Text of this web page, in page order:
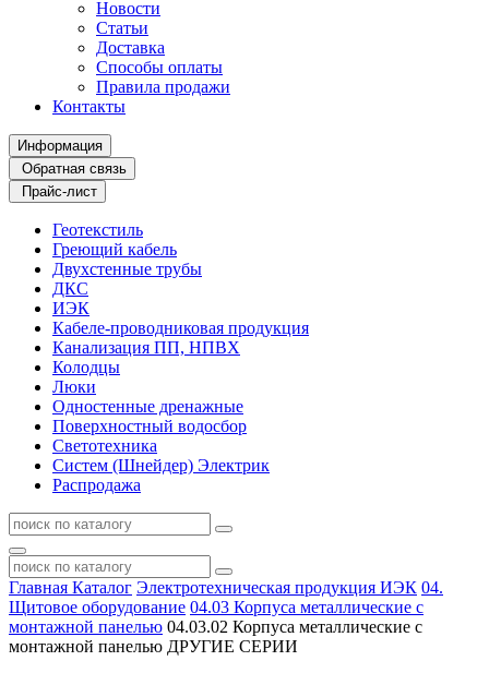
Новости
Статьи
Доставка
Способы оплаты
Правила продажи
Контакты
Информация
Обратная связь
Прайс-лист
Геотекстиль
Греющий кабель
Двухстенные трубы
ДКС
ИЭК
Кабеле-проводниковая продукция
Канализация ПП, НПВХ
Колодцы
Люки
Одностенные дренажные
Поверхностный водосбор
Светотехника
Систем (Шнейдер) Электрик
Распродажа
Главная Каталог Электротехническая продукция ИЭК 04.
Щитовое оборудование 04.03 Корпуса металлические с
монтажной панелью 04.03.02 Корпуса металлические с
монтажной панелью ДРУГИЕ СЕРИИ